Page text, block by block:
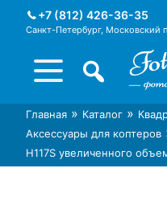
+7 (812) 426-36-35
Санкт-Петербург, Московский
Foto-
Главная » Каталог »
Аксессуары для коптеров
H117S увеличенного